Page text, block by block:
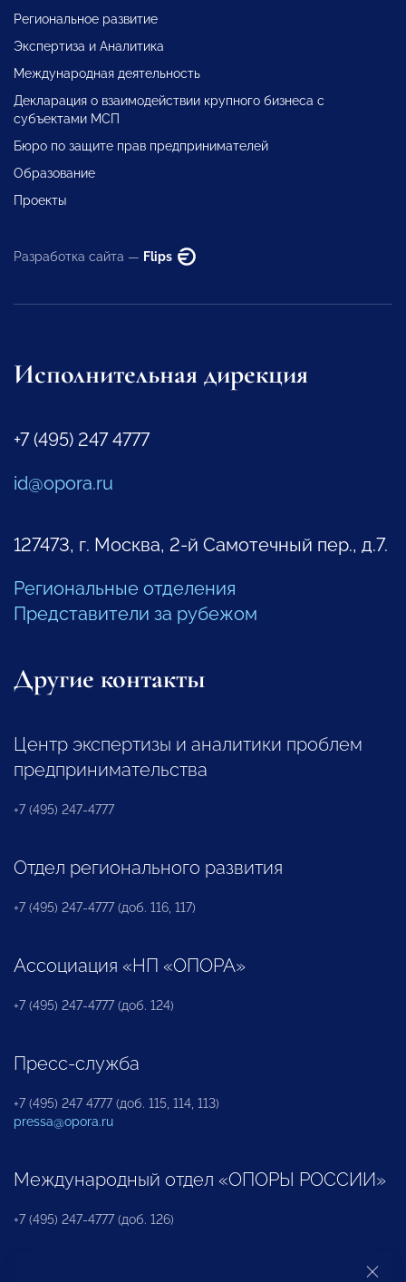
Региональное развитие
Экспертиза и Аналитика
Международная деятельность
Декларация о взаимодействии крупного бизнеса с
субъектами МСП
Бюро по защите прав предпринимателей
Образование
Проекты
Разработка сайта — Flips
Исполнительная дирекция
+7 (495) 247 4777
id@opora.ru
127473, г. Москва, 2-й Самотечный пер., д.7.
Региональные отделения
Представители за рубежом
Другие контакты
Центр экспертизы и аналитики проблем
предпринимательства
+7 (495) 247-4777
Отдел регионального развития
+7 (495) 247-4777 (доб. 116, 117)
Ассоциация «НП «ОПОРА»
+7 (495) 247-4777 (доб. 124)
Пресс-служба
+7 (495) 247 4777 (доб. 115, 114, 113)
pressa@opora.ru
Международный отдел «ОПОРЫ РОССИИ»
+7 (495) 247-4777 (доб. 126)
Бюро по защите прав предпринимателей и